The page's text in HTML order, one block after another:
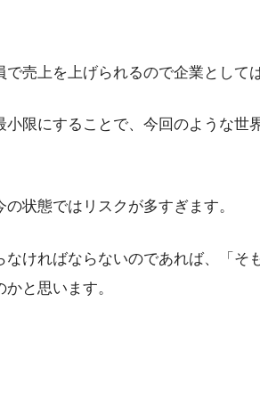
売上を上げられるので企業として
小限にすることで、今回のような世
状態ではリスクが多すぎます。
なければならないのであれば、「そ
と思います。